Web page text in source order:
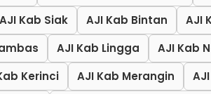
AJI Kab Siak AJI Kab Bintan
AJI
AJI Kab Lingga AJI Kab
Kerinci AJI Kab Merangin